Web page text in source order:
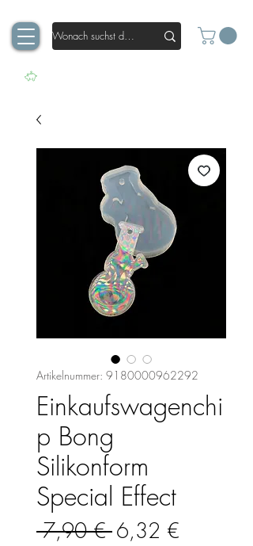
Artikelnummer: 9180000962292
Einkaufswagenchi
p Bong
Silikonform
Special Effect
7,90 € Standardpreis
6,32 €